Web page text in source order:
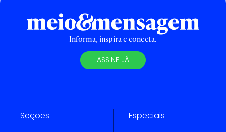
Informa, inspira e conecta.
ASSINE JÁ
Seções Especiais